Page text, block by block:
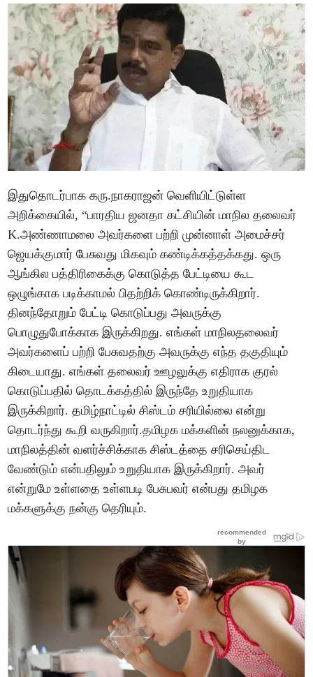
இதுதொடர்பாக கரு.நாகராஜன் வெளியிட்டுள்ள
அறிக்கையில், “பாரதிய ஜனதா கட்சியின் மாநில தலைவர்
K.அண்ணாமலை அவர்களை பற்றி முன்னாள் அமைச்சர்
ஜெயக்குமார் பேசுவது மிகவும் கண்டிக்கத்தக்கது. ஒரு
ஆங்கில பத்திரிகைக்கு கொடுத்த பேட்டியை கூட
ஒழுங்காக படிக்காமல் பிதற்றிக் கொண்டிருக்கிறார்.
தினந்தோறும் பேட்டி கொடுப்பது அவருக்கு
பொழுதுபோக்காக இருக்கிறது. எங்கள் மாநிலதலைவர்
அவர்களைப் பற்றி பேசுவதற்கு அவருக்கு எந்த தகுதியும்
கிடையாது. எங்கள் தலைவர் ஊழலுக்கு எதிராக குரல்
கொடுப்பதில் தொடக்கத்தில் இருந்தே உறுதியாக
இருக்கிறார். தமிழ்நாட்டில் சிஸ்டம் சரியில்லை என்று
தொடர்ந்து கூறி வருகிறார்.தமிழக மக்களின் நலனுக்காக,
மாநிலத்தின் வளர்ச்சிக்காக சிஸ்டத்தை சரிசெய்திட
வேண்டும் என்பதிலும் உறுதியாக இருக்கிறார். அவர்
என்றுமே உள்ளதை உள்ளபடி பேசுபவர் என்பது தமிழக
மக்களுக்கு நன்கு தெரியும்.